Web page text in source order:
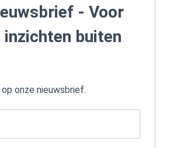
- Voor
buiten
onze nieuwsbrief.